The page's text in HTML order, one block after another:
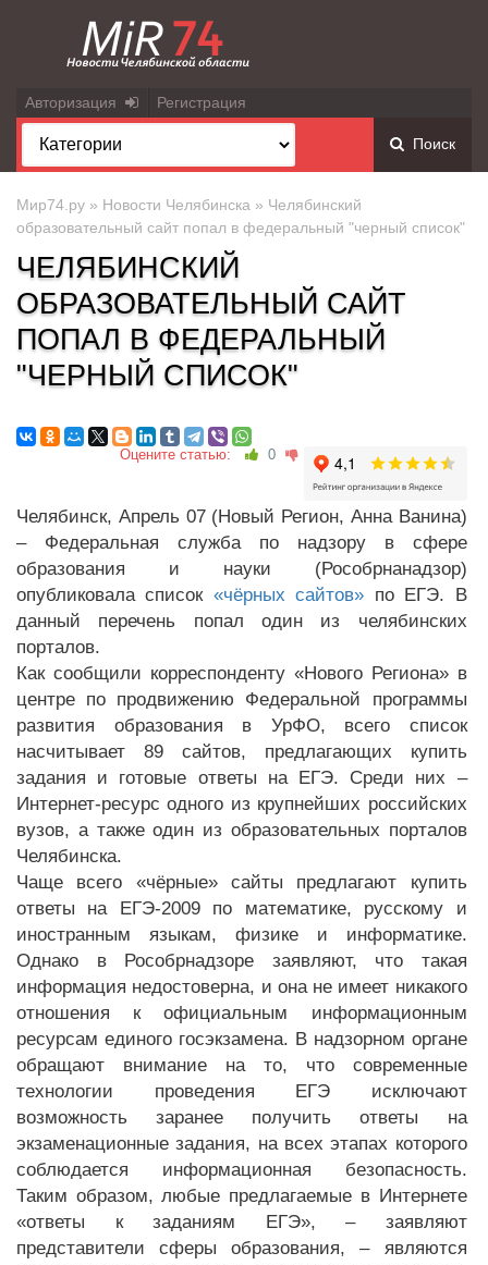
Авторизация Регистрация
Поиск
Мир74.ру » Новости Челябинска » Челябинский
образовательный сайт попал в федеральный "черный список"
ЧЕЛЯБИНСКИЙ
ОБРАЗОВАТЕЛЬНЫЙ САЙТ
ПОПАЛ В ФЕДЕРАЛЬНЫЙ
"ЧЕРНЫЙ СПИСОК"
Оцените статью: 0
Челябинск, Апрель 07 (Новый Регион, Анна Ванина)
– Федеральная служба по надзору в сфере
образования и науки (Рособрнанадзор)
опубликовала список «чёрных сайтов» по ЕГЭ. В
данный перечень попал один из челябинских
порталов.
Как сообщили корреспонденту «Нового Региона» в
центре по продвижению Федеральной программы
развития образования в УрФО, всего список
насчитывает 89 сайтов, предлагающих купить
задания и готовые ответы на ЕГЭ. Среди них –
Интернет-ресурс одного из крупнейших российских
вузов, а также один из образовательных порталов
Челябинска.
Чаще всего «чёрные» сайты предлагают купить
ответы на ЕГЭ-2009 по математике, русскому и
иностранным языкам, физике и информатике.
Однако в Рособрнадзоре заявляют, что такая
информация недостоверна, и она не имеет никакого
отношения к официальным информационным
ресурсам единого госэкзамена. В надзорном органе
обращают внимание на то, что современные
технологии проведения ЕГЭ исключают
возможность заранее получить ответы на
экзаменационные задания, на всех этапах которого
соблюдается информационная безопасность.
Таким образом, любые предлагаемые в Интернете
«ответы к заданиям ЕГЭ», – заявляют
представители сферы образования, – являются